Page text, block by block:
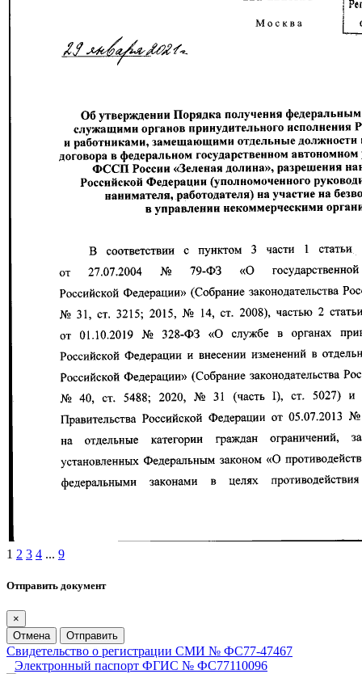
1 2 3 4 ... 9
Отправить документ
×
Отмена
Отправить
Свидетельство о регистрации СМИ № ФС77-47467
Электронный паспорт ФГИС № ФС77110096